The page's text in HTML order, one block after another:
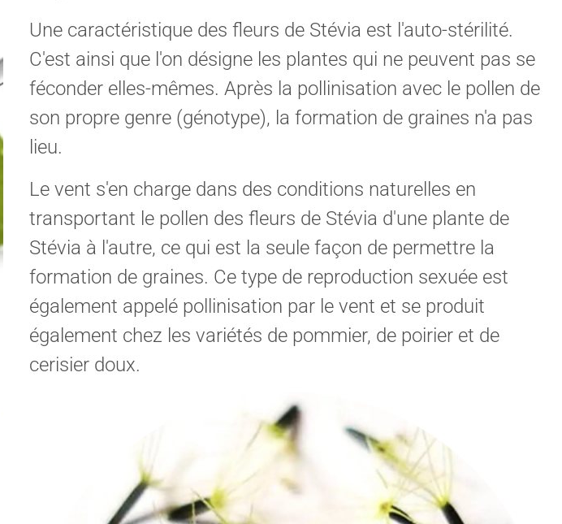
Une caractéristique des fleurs de Stévia est l'auto-stérilité.
C'est ainsi que l'on désigne les plantes qui ne peuvent pas se
féconder elles-mêmes. Après la pollinisation avec le pollen de
son propre genre (génotype), la formation de graines n'a pas
lieu.
Le vent s'en charge dans des conditions naturelles en
transportant le pollen des fleurs de Stévia d'une plante de
Stévia à l'autre, ce qui est la seule façon de permettre la
formation de graines. Ce type de reproduction sexuée est
également appelé pollinisation par le vent et se produit
également chez les variétés de pommier, de poirier et de
cerisier doux.